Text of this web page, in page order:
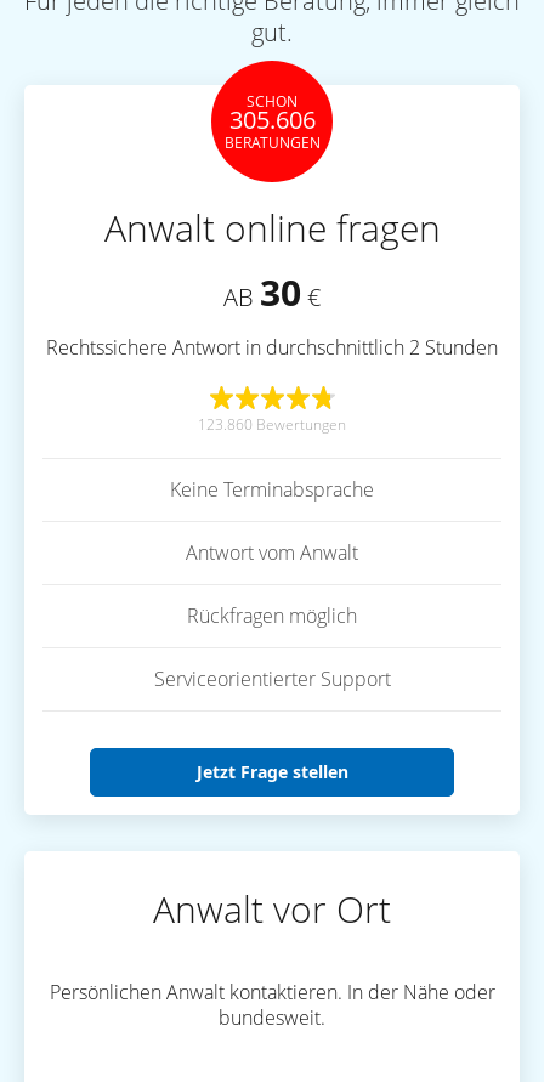
gut.
SCHON
305.606
BERATUNGEN
Anwalt online fragen
AB 30 €
Rechtssichere Antwort in durchschnittlich 2 Stunden
123.860 Bewertungen
Keine Terminabsprache
Antwort vom Anwalt
Rückfragen möglich
Serviceorientierter Support
Jetzt Frage stellen
Anwalt vor Ort
Persönlichen Anwalt kontaktieren. In der Nähe oder
bundesweit.